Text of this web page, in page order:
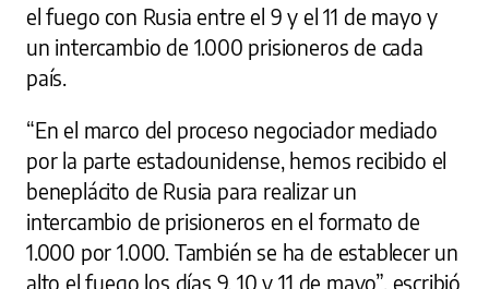
el fuego con Rusia entre el 9 y el 11 de mayo y
un intercambio de 1.000 prisioneros de cada
país.
“En el marco del proceso negociador mediado
por la parte estadounidense, hemos recibido el
beneplácito de Rusia para realizar un
intercambio de prisioneros en el formato de
1.000 por 1.000. También se ha de establecer un
alto el fuego los días 9, 10 y 11 de mayo”, escribió